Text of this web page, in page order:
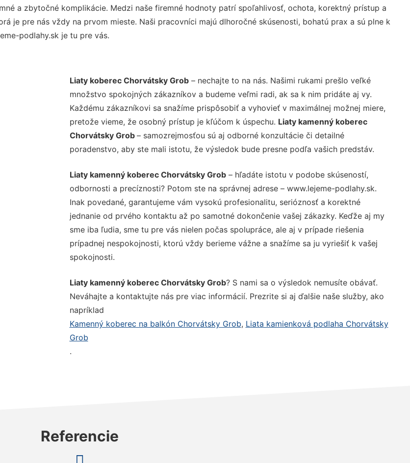
a zbytočné komplikácie. Medzi naše firemné hodnoty patrí spoľahlivosť, ochota, korektný prístup a
je pre nás vždy na prvom mieste. Naši pracovníci majú dlhoročné skúsenosti, bohatú prax a sú plne k
podlahy.sk je tu pre vás.
Liaty koberec Chorvátsky Grob– nechajte to na nás. Našimi rukami prešlo veľké
množstvo spokojných zákazníkov a budeme veľmi radi, ak sa k nim pridáte aj vy.
Každému zákazníkovi sa snažíme prispôsobiť a vyhovieť v maximálnej možnej miere,
pretože vieme, že osobný prístup je kľúčom k úspechu. Liaty kamenný koberec
Chorvátsky Grob – samozrejmosťou sú aj odborné konzultácie či detailné
poradenstvo, aby ste mali istotu, že výsledok bude presne podľa vašich predstáv.
Liaty kamenný koberec Chorvátsky Grob– hľadáte istotu v podobe skúseností,
odbornosti a precíznosti? Potom ste na správnej adrese – www.lejeme-podlahy.sk.
Inak povedané, garantujeme vám vysokú profesionalitu, serióznosť a korektné
jednanie od prvého kontaktu až po samotné dokončenie vašej zákazky. Keďže aj my
sme iba ľudia, sme tu pre vás nielen počas spolupráce, ale aj v prípade riešenia
prípadnej nespokojnosti, ktorú vždy berieme vážne a snažíme sa ju vyriešiť k vašej
spokojnosti.
Liaty kamenný koberec Chorvátsky Grob? S nami sa o výsledok nemusíte obávať.
Neváhajte a kontaktujte nás pre viac informácií. Prezrite si aj ďalšie naše služby, ako
napríklad
Kamenný koberec na balkón Chorvátsky Grob, Liata kamienková podlaha Chorvátsky
Grob
.
Referencie